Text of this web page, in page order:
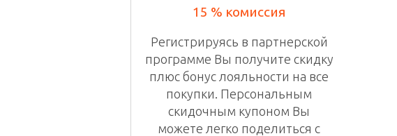
15 % комиссия
Регистрируясь в партнерской
программе Вы получите скидку
плюс бонус лояльности на все
покупки. Персональным
скидочным купоном Вы
можете легко поделиться с